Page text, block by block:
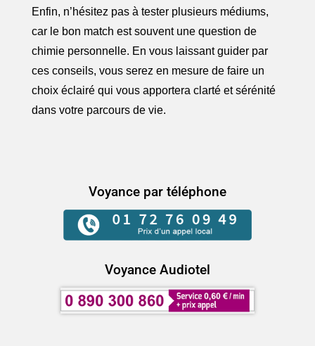
Enfin, n’hésitez pas à tester plusieurs médiums,
car le bon match est souvent une question de
chimie personnelle. En vous laissant guider par
ces conseils, vous serez en mesure de faire un
choix éclairé qui vous apportera clarté et sérénité
dans votre parcours de vie.
Voyance par téléphone
Voyance Audiotel